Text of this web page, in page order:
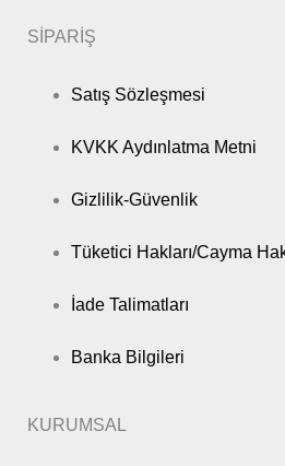
SİPARİŞ
Satış Sözleşmesi
KVKK Aydınlatma Metni
Gizlilik-Güvenlik
Tüketici Hakları/Cayma
İade Talimatları
Banka Bilgileri
KURUMSAL